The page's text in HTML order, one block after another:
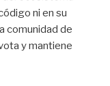
ni en su
comunidad de
y mantiene